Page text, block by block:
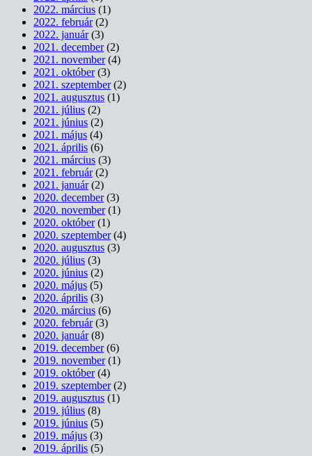
2022. március (1)
2022. február(2)
2022. január(3)
2021. december(2)
2021. november(4)
2021. október(3)
2021. szeptember(2)
2021. augusztus (1)
2021. július (2)
2021. június (2)
2021. május (4)
2021. április (6)
2021. március (3)
2021. február(2)
2021. január(2)
2020. december(3)
2020. november(1)
2020. október(1)
2020. szeptember(4)
2020. augusztus (3)
2020. július (3)
2020. június (2)
2020. május (5)
2020. április (3)
2020. március (6)
2020. február(3)
2020. január(8)
2019. december(6)
2019. november(1)
2019. október(4)
2019. szeptember(2)
2019. augusztus (1)
2019. július (8)
2019. június (5)
2019. május (3)
2019. április (5)